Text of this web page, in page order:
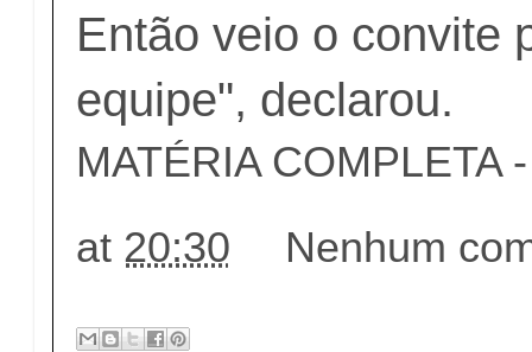
Então veio o convite
equipe", declarou.
MATÉRIA COMPLETA
at 20:30 Nenhum